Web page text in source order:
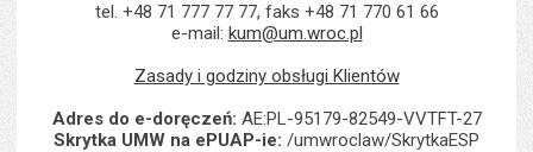
tel. +48 71 777 77 77, faks +48 71 770 61 66
e-mail: kum@um.wroc.pl
Zasady i godziny obsługi Klientów
Adres do e-doręczeń: AE:PL-95179-82549-VVTFT-27
Skrytka UMW na ePUAP-ie: /umwroclaw/SkrytkaESP